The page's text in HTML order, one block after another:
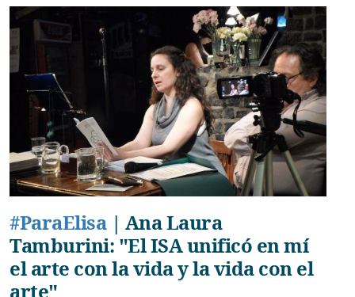
#ParaElisa| Ana Laura
Tamburini: "El ISA unificó en mí
el arte con la vida y la vida con el
arte"